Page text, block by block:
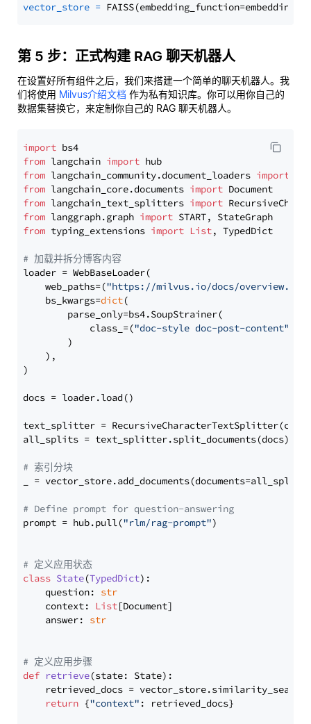
vector_store =
第 5 步：正式构建 RAG 聊天机器人
在设置好所有组件之后，我们来搭建一个简单的聊天机器人。我
们将使用 Milvus介绍文档 作为私有知识库。你可以用你自己的
数据集替换它，来定制你自己的 RAG 聊天机器人。
import
from langchain import
from langchain_community.document_loaders import
from langchain_core.documents import
from langchain_text_splitters import
from langgraph.graph import
from typing_extensions import List, TypedDict
# 加载并拆分博客内容
loader = WebBaseLoader(
    web_paths=(
"https://milvus.io/docs/overview.md"
    bs_kwargs=
dict(
        parse_only=bs4.SoupStrainer(
            class_=(
"doc-style doc-post-content"
        )
    ),
)
docs = loader.load()
text_splitter =
all_splits = text_splitter.split_documents(docs)
# 索引分块
_ = vector_store.add_documents(documents=all_splits)
# Define prompt for question-answering
prompt = hub.pull("rlm/rag-prompt")
# 定义应用状态
class State(TypedDict):
    question:
str
    context:
List[Document]
    answer:
str
# 定义应用步骤
def retrieve(state: State):
retrieved_docs =
return {"context" : retrieved_docs}